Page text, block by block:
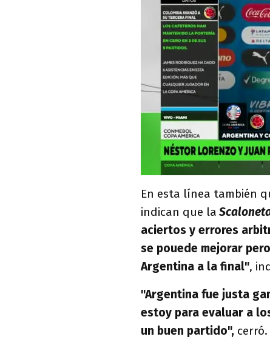
En esta línea también
indican que la
aciertos y errores
se pouede mejorar
Argentina a la final",
"Argentina fue justa
estoy para evaluar a
un buen partido", cerró.